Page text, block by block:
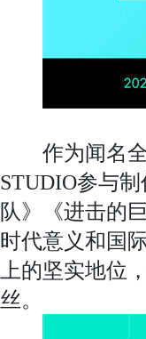
作为闻名全
STUDIO参与
队》《进击的
时代意义和国
上的坚实地位
丝。